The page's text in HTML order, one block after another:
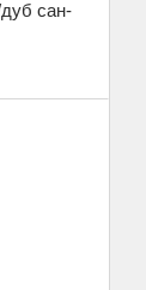
сан-